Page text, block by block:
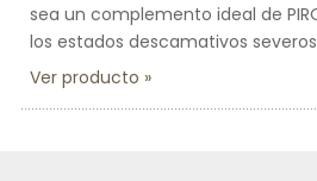
sea un complemento ideal de
los estados descamativos
Ver producto